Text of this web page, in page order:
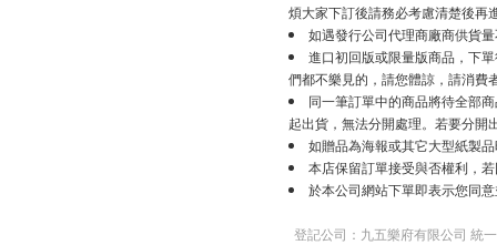
煩大家下訂後請務必考慮清楚後再
如遇發行公司代理商廠商供貨
進口初回版或限量版商品，下
們都不樂見的，請您體諒，請消費
同一筆訂單中的商品將待全部
起出貨，無法分開處理。若要分開
如贈品為海報或其它大型紙製
本店保留訂單接受與否權利，
於本公司網站下單即表示您同
登記公司：九五樂府有限公司 統